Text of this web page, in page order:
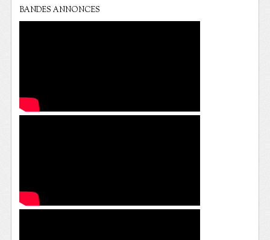
BANDES ANNONCES